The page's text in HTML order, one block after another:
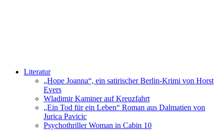
Literatur
„Hope Joanna“, ein satirischer Berlin-Krimi von Horst
Evers
Wladimir Kaminer auf Kreuzfahrt
„Ein Tod für ein Leben“ Roman aus Dalmatien von
Jurica Pavicic
Psychothriller Woman in Cabin 10